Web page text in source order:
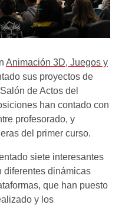
Animación 3D, Juegos y
sus proyectos de
de Actos del
han contado con
profesorado, y
del primer curso.
siete interesantes
diferentes dinámicas
que han puesto
y los